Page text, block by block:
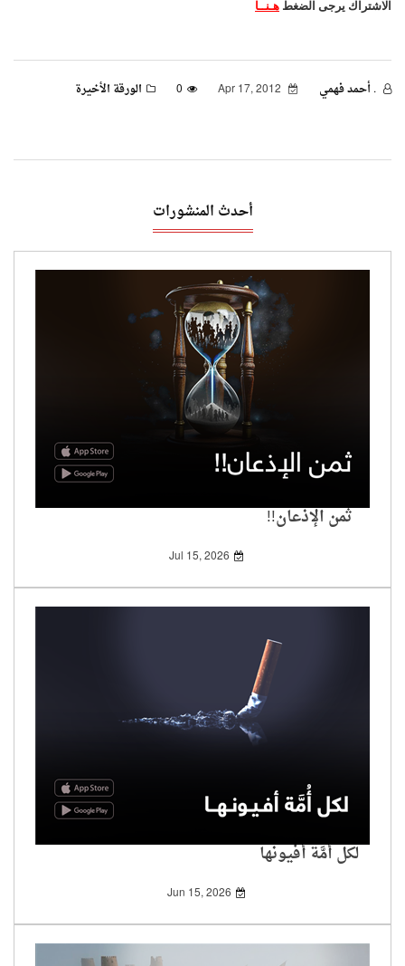
الاشتراك يرجى الضغط هـنــا
. أحمد فهمي 0 الورقة الأخيرة
أحدث المنشورات
ثمن الإذعان!!
Jul 15, 2026
لكل أُمَّة أفيونها
Jun 15, 2026